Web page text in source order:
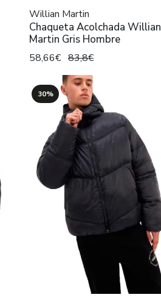
Willian Martin
Chaqueta Acolchada Willian
Martin Gris Hombre
58,66€ 83,8€
30%